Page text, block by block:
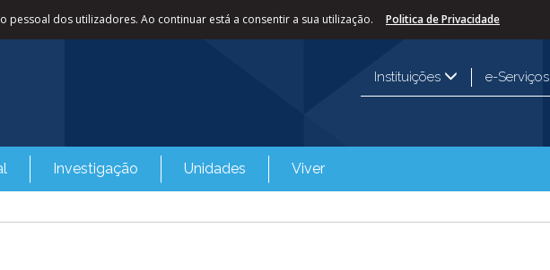
dos utilizadores. Ao continuar está a consentir a sua utilização. Politica de Privacidade
Instituições e-Serviços
Investigação Unidades Viver